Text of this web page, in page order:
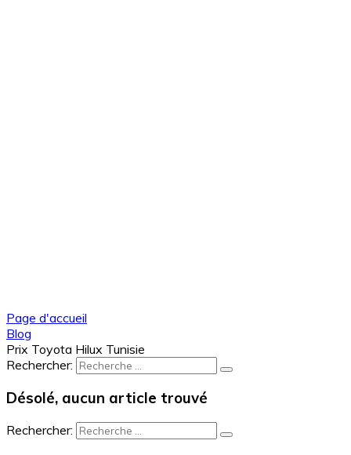
Page d'accueil
Blog
Prix Toyota Hilux Tunisie
Rechercher:
Désolé, aucun article trouvé
Rechercher: